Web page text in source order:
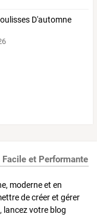
D'automne
et Performante
moderne et en
de créer et gérer
lancez votre blog